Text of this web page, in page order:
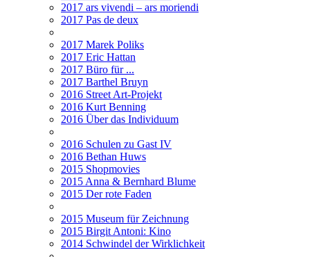
2017 ars vivendi – ars moriendi
2017 Pas de deux
2017 Marek Poliks
2017 Eric Hattan
2017 Büro für ...
2017 Barthel Bruyn
2016 Street Art-Projekt
2016 Kurt Benning
2016 Über das Individuum
2016 Schulen zu Gast IV
2016 Bethan Huws
2015 Shopmovies
2015 Anna & Bernhard Blume
2015 Der rote Faden
2015 Museum für Zeichnung
2015 Birgit Antoni: Kino
2014 Schwindel der Wirklichkeit